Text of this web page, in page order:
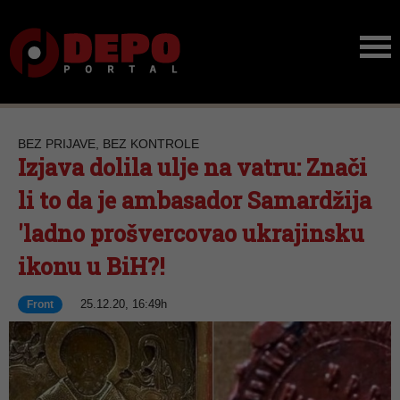
BEZ PRIJAVE, BEZ KONTROLE
Izjava dolila ulje na vatru: Znači
li to da je ambasador Samardžija
'ladno prošvercovao ukrajinsku
ikonu u BiH?!
Front 25.12.20, 16:49h